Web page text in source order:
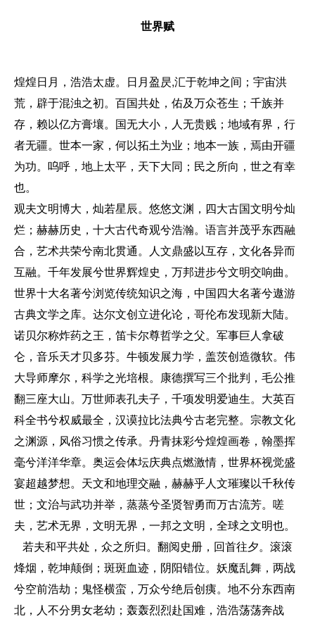
世界赋
煌煌日月，浩浩太虚。日月盈昃,汇于乾坤之间；宇宙洪
荒，辟于混浊之初。百国共处，佑及万众苍生；千族并
存，赖以亿方膏壤。国无大小，人无贵贱；地域有界，行
者无疆。世本一家，何以拓土为业；地本一族，焉由开疆
为功。呜呼，地上太平，天下大同；民之所向，世之有幸
也。
观夫文明博大，灿若星辰。悠悠文渊，四大古国文明兮灿
烂；赫赫历史，十大古代奇观兮浩瀚。语言并茂乎东西融
合，艺术共荣兮南北贯通。人文鼎盛以互存，文化各异而
互融。千年发展兮世界辉煌史，万邦进步兮文明交响曲。
世界十大名著兮浏览传统知识之海，中国四大名著兮遨游
古典文学之库。达尔文创立进化论，哥伦布发现新大陆。
诺贝尔称炸药之王，笛卡尔尊哲学之父。军事巨人拿破
仑，音乐天才贝多芬。牛顿发展力学，盖茨创造微软。伟
大导师摩尔，科学之光培根。康德撰写三个批判，毛公推
翻三座大山。万世师表孔夫子，千项发明爱迪生。大英百
科全书兮权威最全，汉谟拉比法典兮古老完整。宗教文化
之渊源，风俗习惯之传承。丹青抹彩兮煌煌画卷，翰墨挥
毫兮洋洋华章。奥运会体坛庆典点燃激情，世界杯视觉盛
宴超越梦想。天文和地理交融，赫赫乎人文璀璨以千秋传
世；文治与武功并举，蒸蒸兮圣贤智勇而万古流芳。嗟
夫，艺术无界，文明无界，一邦之文明，全球之文明也。
若夫和平共处，众之所归。翻阅史册，回首往夕。滚滚
烽烟，乾坤颠倒；斑斑血迹，阴阳错位。妖魔乱舞，两战
兮空前浩劫；鬼怪横蛮，万众兮绝后创痍。地不分东西南
北，人不分男女老幼；轰轰烈烈赴国难，浩浩荡荡奔战